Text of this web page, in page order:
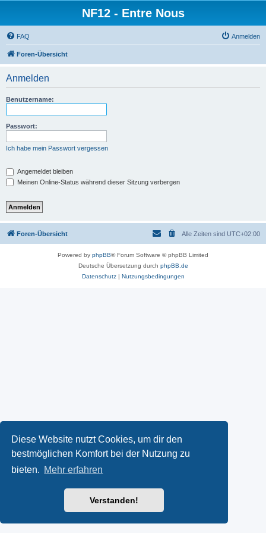
Diese Website nutzt Cookies, um dir den
bestmöglichen Komfort bei der Nutzung zu
bieten. Mehr erfahren
Verstanden!
NF12 - Entre Nous
FAQ Anmelden
Foren-Übersicht
Anmelden
Benutzername:
Passwort:
Ich habe mein Passwort vergessen
Angemeldet bleiben
Meinen Online-Status während dieser Sitzung verbergen
Foren-Übersicht Alle Zeiten sind UTC+02:00
Powered by phpBB® Forum Software © phpBB Limited
Deutsche Übersetzung durch phpBB.de
Datenschutz| Nutzungsbedingungen